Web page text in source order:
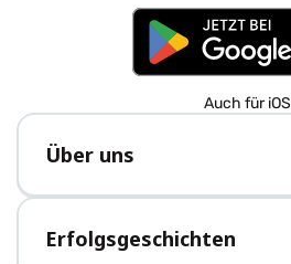
Auch für iOS
Über uns
Über uns
Jobs
Presse
Erfolgsgeschichten